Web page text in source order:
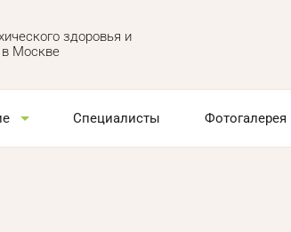
здоровья и
в Москве
Специалисты Фотогалерея